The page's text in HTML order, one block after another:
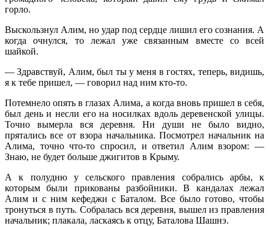
горло.
Выскользнул Алим, но удар под сердце лишил его сознания. А
когда очнулся, то лежал уже связанным вместе со всей
шайкой.
— Здравствуй, Алим, был ты у меня в гостях, теперь, видишь,
я к тебе пришел, — говорил над ним кто-то.
Потемнело опять в глазах Алима, а когда вновь пришел в себя,
был день и несли его на носилках вдоль деревенской улицы.
Точно вымерла вся деревня. Ни души не было видно,
прятались все от взора начальника. Посмотрел начальник на
Алима, точно что-то спросил, и ответил Алим взором: —
Знаю, не будет больше джигитов в Крыму.
А к полудню у сельского правления собрались арбы, к
которым были прикованы разбойники. В кандалах лежал
Алим и с ним кефеджи с Баталом. Все было готово, чтобы
тронуться в путь. Собралась вся деревня, вышел из правления
начальник; плакала, ласкаясь к отцу, Баталова Шашнэ.